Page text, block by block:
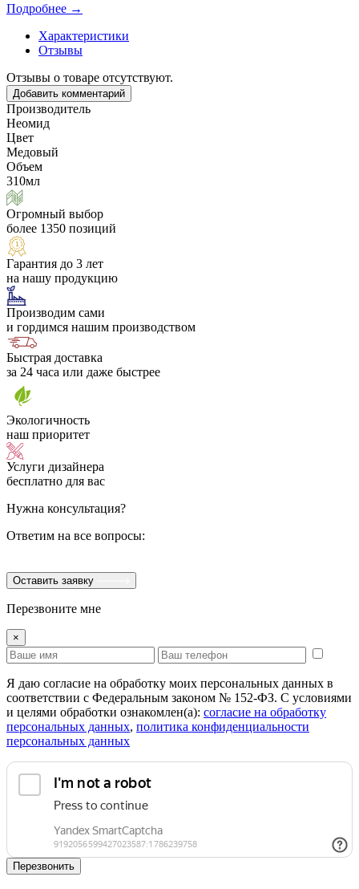
Подробнее →
Характеристики
Отзывы
Отзывы о товаре отсутствуют.
Добавить комментарий
Производитель
Неомид
Цвет
Медовый
Объем
310мл
Огромный выбор
более 1350 позиций
Гарантия до 3 лет
на нашу продукцию
Производим сами
и гордимся нашим производством
Быстрая доставка
за 24 часа или даже быстрее
Экологичность
наш приоритет
Услуги дизайнера
бесплатно для вас
Нужна консультация?
Ответим на все вопросы:
Оставить заявку
Перезвоните мне
×
Я даю согласие на обработку моих персональных данных в
соответствии с Федеральным законом № 152-ФЗ. С условиями
и целями обработки ознакомлен(а): cогласие на обработку
персональных данных, политика конфиденциальности
персональных данных
Перезвонить